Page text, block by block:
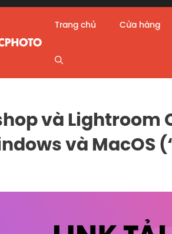
Trang chủ Cửa hàng
và Lightroom
và MacOS